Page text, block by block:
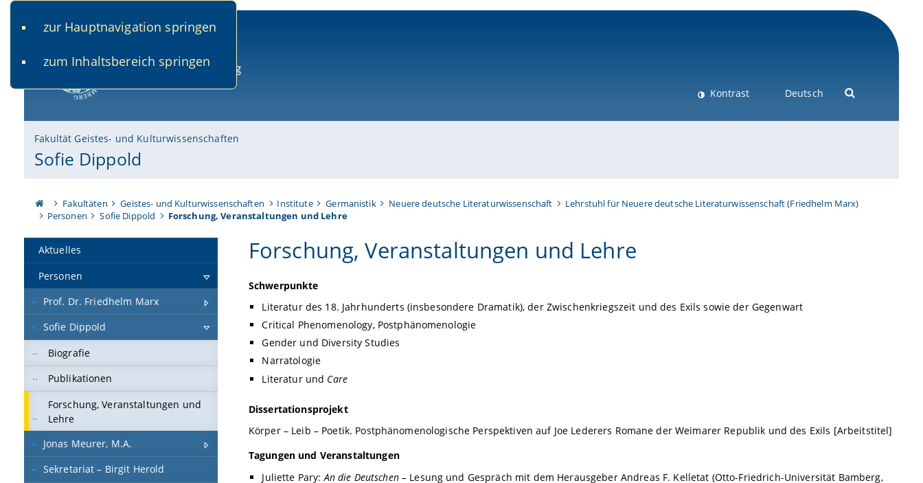
zur Hauptnavigation springen
zum Inhaltsbereich springen
Kontrast Deutsch
Fakultät Geistes- und Kulturwissenschaften
Sofie Dippold
Fakultäten Geistes- und Kulturwissenschaften Institute Germanistik Neuere deutsche Literaturwissenschaft
Lehrstuhl für Neuere deutsche Literaturwissenschaft (Friedhelm Marx)
Personen
Sofie Dippold Forschung, Veranstaltungen und Lehre
Aktuelles
Personen
Prof. Dr. Friedhelm Marx
Sofie Dippold
Biografie
Publikationen
Forschung, Veranstaltungen und
Lehre
Jonas Meurer, M.A.
Sekretariat – Birgit Herold
Forschung, Veranstaltungen und Lehre
Schwerpunkte
Literatur des 18. Jahrhunderts (insbesondere Dramatik), der Zwischenkriegszeit und des Exils sowie der Gegenwart
Critical Phenomenology, Postphänomenologie
Gender und Diversity Studies
Narratologie
Literatur und Care
Dissertationsprojekt
Körper – Leib – Poetik. Postphänomenologische Perspektiven auf Joe Lederers Romane der Weimarer Republik und des Exils [Arbeitstitel]
Tagungen und Veranstaltungen
Juliette Pary: An die Deutschen – Lesung und Gespräch mit dem Herausgeber Andreas F. Kelletat (Otto-Friedrich-Universität Bamberg,